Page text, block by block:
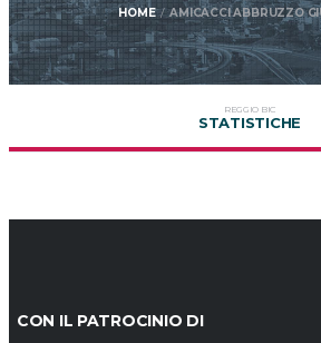
HOME AMICACCI ABBRUZZO
REGGIO BIC
STATISTICHE
CON IL PATROCINIO DI